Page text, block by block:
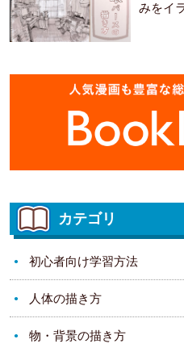
みをイ
カテゴリ
初心者向け学習方法
人体の描き方
物・背景の描き方